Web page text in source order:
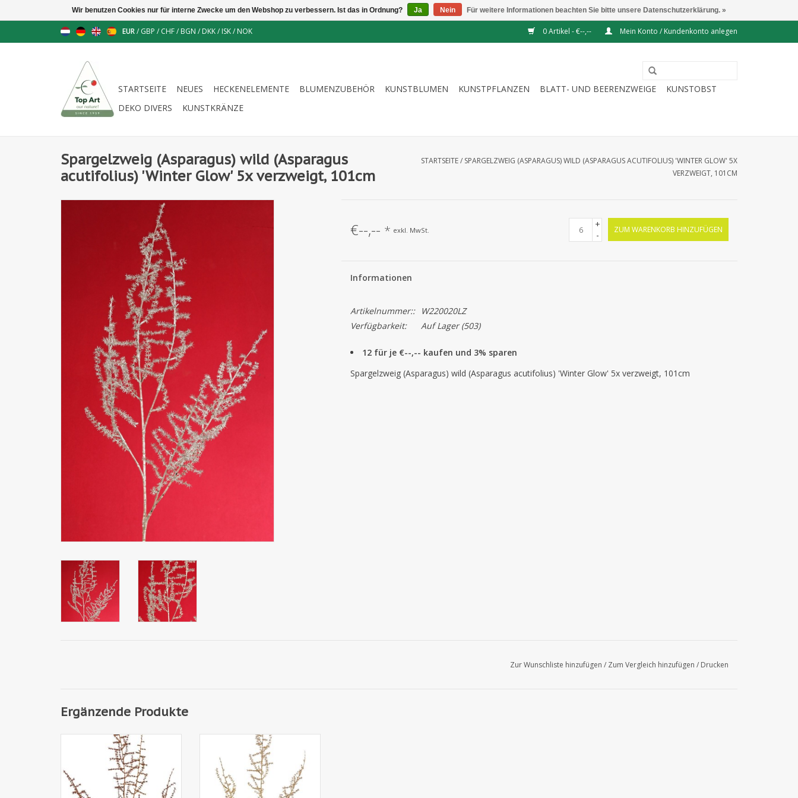
EUR/ GBP / CHF/ BGN / DKK/ ISK/ NOK 0 Artikel - €--,-- Mein Konto / Kundenkonto anlegen
STARTSEITE NEUES HECKENELEMENTE BLUMENZUBEHÖR KUNSTBLUMEN KUNSTPFLANZEN BLATT- UND BEERENZWEIGE
KUNSTOBST
DEKO DIVERS
KUNSTKRÄNZE
Spargelzweig (Asparagus) wild (Asparagus
acutifolius) 'Winter Glow' 5x verzweigt, 101cm
STARTSEITE/ SPARGELZWEIG (ASPARAGUS) WILD (ASPARAGUS ACUTIFOLIUS) 'WINTER GLOW' 5X
VERZWEIGT, 101CM
€--,-- * exkl. MwSt.
+
-
ZUM WARENKORB HINZUFÜGEN
Informationen
Artikelnummer::
W220020LZ
Verfügbarkeit:
Auf Lager(503)
12 für je €--,-- kaufen und 3% sparen
Spargelzweig (Asparagus) wild (Asparagus acutifolius) 'Winter Glow' 5x verzweigt, 101cm
Zur Wunschliste hinzufügen / Zum Vergleich hinzufügen / Drucken
Ergänzende Produkte
W220020CO - Spargelzweig
(Asparagus) wild (Asparagus
acutifolius) 'Winter Glow' 5x
verzweigt, 101cm
W220020LG - Spargelzweig
(Asparagus) wild (Asparagus
acutifolius) 'Winter Glow' 5x
verzweigt, 101cm - hellgold
Wir benutzen Cookies nur für interne Zwecke um den Webshop zu verbessern. Ist das in Ordnung? Ja Nein Für weitere Informationen beachten Sie bitte unsere Datenschutzerklärung. »